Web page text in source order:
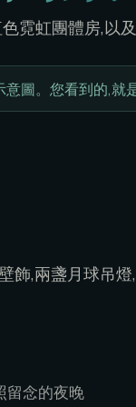
霓虹團體房,以及
圖。您看到的,就
飾,兩盞月球吊
留念的夜晚